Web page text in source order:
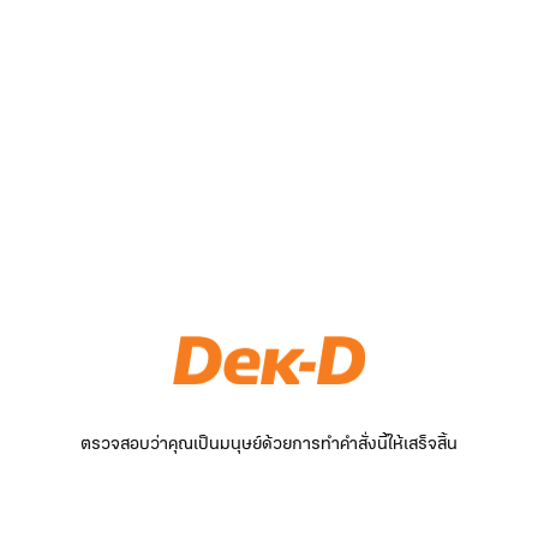
ตรวจสอบว่าคุณเป็นมนุษย์ด้วยการทำคำสั่งนี้ให้เสร็จสิ้น